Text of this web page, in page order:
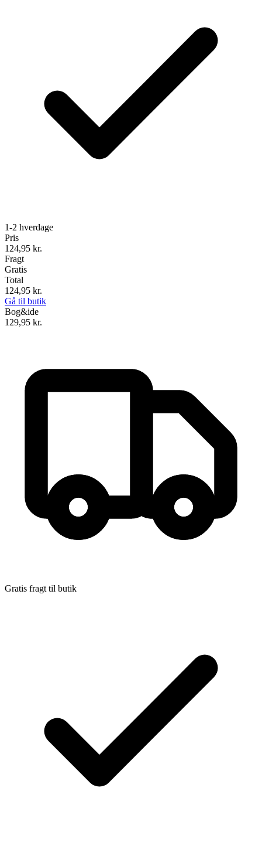
1-2 hverdage
Pris
124,95 kr.
Fragt
Gratis
Total
124,95 kr.
Gå til butik
Bog&ide
129,95 kr.
Gratis fragt til butik